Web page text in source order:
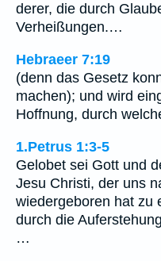
derer, die durch
Verheißungen.…
Hebraeer 7:19
(denn das Gesetz
machen); und wird
Hoffnung, durch
1.Petrus 1:3-5
Gelobet sei Gott und
Jesu Christi, der uns
wiedergeboren hat zu
durch die
…